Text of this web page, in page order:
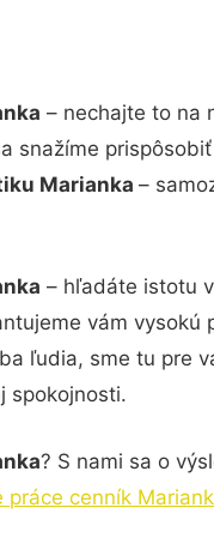
– nechajte to na
snažíme
Marianka –
– hľadáte istotu
vám
ľudia, sme tu pre
spokojnosti.
? S nami sa o
práce cenník